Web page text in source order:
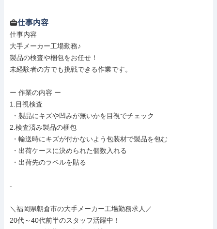
仕事内容
仕事内容
大手メーカー工場勤務♪
製品の検査や梱包をお任せ！
未経験者の方でも挑戦できる作業です。
ー 作業の内容 ー
1.目視検査
2.検査済み製品の梱包
-
＼福岡県朝倉市の大手メーカー工場勤務求人／
20代～40代前半のスタッフ活躍中！